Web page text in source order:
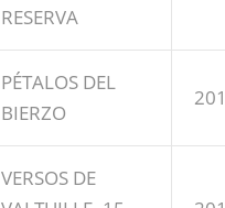
RESERVA
PÉTALOS DEL
BIERZO
VERSOS DE